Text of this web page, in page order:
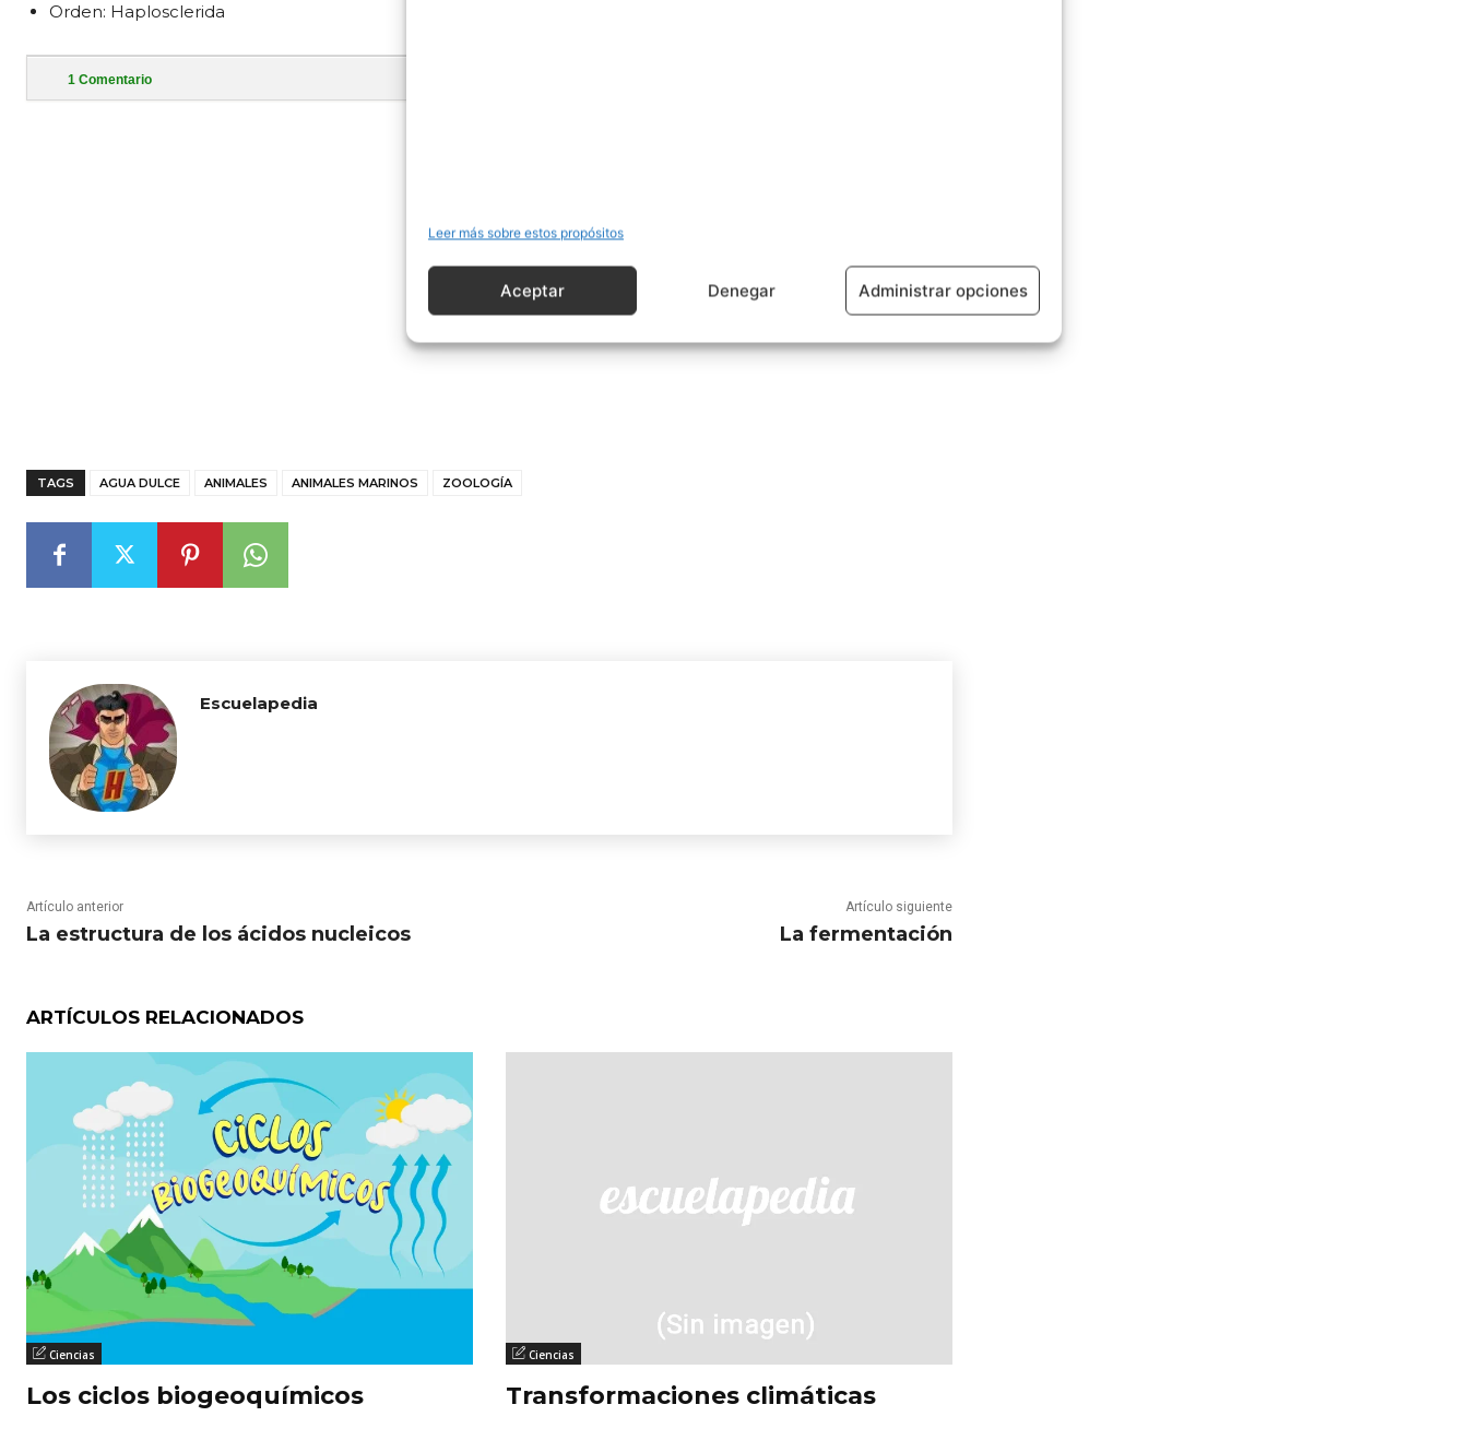
Leer más sobre estos propósitos
Aceptar Denegar Administrar opciones
Orden: Haplosclerida
1 Comentario
TAGS AGUA DULCE ANIMALES ANIMALES MARINOS ZOOLOGÍA
Escuelapedia
Artículo anterior
La estructura de los ácidos nucleicos
Artículo siguiente
La fermentación
ARTÍCULOS RELACIONADOS
Ciencias
Los ciclos biogeoquímicos
Ciencias
Transformaciones climáticas